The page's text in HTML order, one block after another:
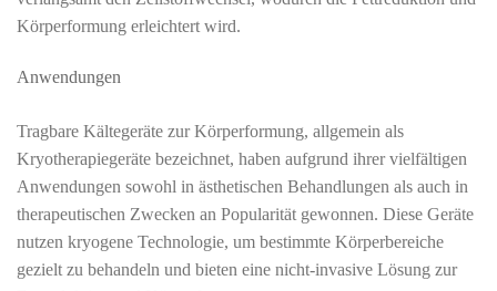
Körperformung erleichtert wird.
Anwendungen
Tragbare Kältegeräte zur Körperformung, allgemein als
Kryotherapiegeräte bezeichnet, haben aufgrund ihrer vielfältigen
Anwendungen sowohl in ästhetischen Behandlungen als auch in
therapeutischen Zwecken an Popularität gewonnen. Diese Geräte
nutzen kryogene Technologie, um bestimmte Körperbereiche
gezielt zu behandeln und bieten eine nicht-invasive Lösung zur